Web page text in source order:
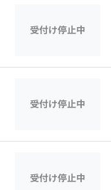
受付け停止中
受付け停止中
受付け停止中